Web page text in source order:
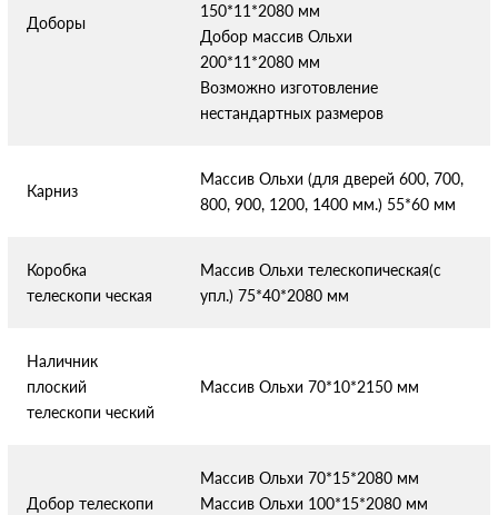
Доборы
150*11*2080 мм
Добор массив Ольхи
200*11*2080 мм
Возможно изготовление
нестандартных размеров
Карниз
Массив Ольхи (для дверей 600, 700,
800, 900, 1200, 1400 мм.) 55*60 мм
Коробка
телескопи ческая
Массив Ольхи телескопическая(с
упл.) 75*40*2080 мм
Наличник
плоский
телескопи ческий
Массив Ольхи 70*10*2150 мм
Добор телескопи
Массив Ольхи 70*15*2080 мм
Массив Ольхи 100*15*2080 мм